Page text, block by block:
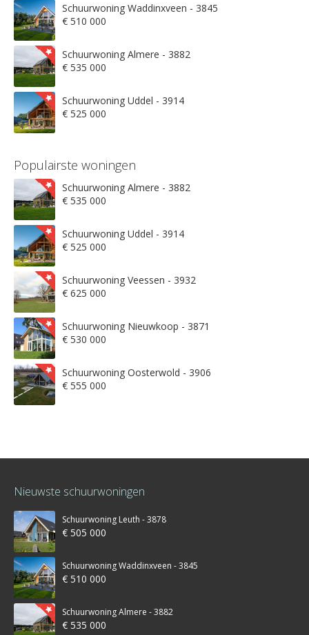
Schuurwoning Waddinxveen - 3845
€ 510 000
Schuurwoning Almere - 3882
€ 535 000
Schuurwoning Uddel - 3914
€ 525 000
Populairste woningen
Schuurwoning Almere - 3882
€ 535 000
Schuurwoning Uddel - 3914
€ 525 000
Schuurwoning Veessen - 3932
€ 625 000
Schuurwoning Nieuwkoop - 3871
€ 530 000
Schuurwoning Oosterwold - 3906
€ 555 000
Nieuwste schuurwoningen
Schuurwoning Leuth - 3878
€ 505 000
Schuurwoning Waddinxveen - 3845
€ 510 000
Schuurwoning Almere - 3882
€ 535 000